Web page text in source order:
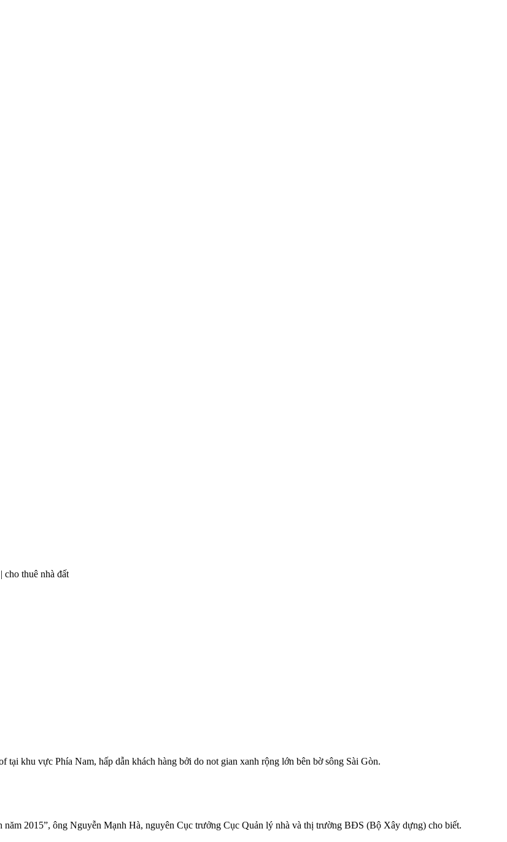
cho thuê nhà đất
khu vực Phía Nam, hấp dẫn khách hàng bởi do not gian xanh rộng lớn bên bờ sông Sài Gòn.
2015”, ông Nguyễn Mạnh Hà, nguyên Cục trưởng Cục Quản lý nhà và thị trường BĐS (Bộ Xây dựng) cho biết.